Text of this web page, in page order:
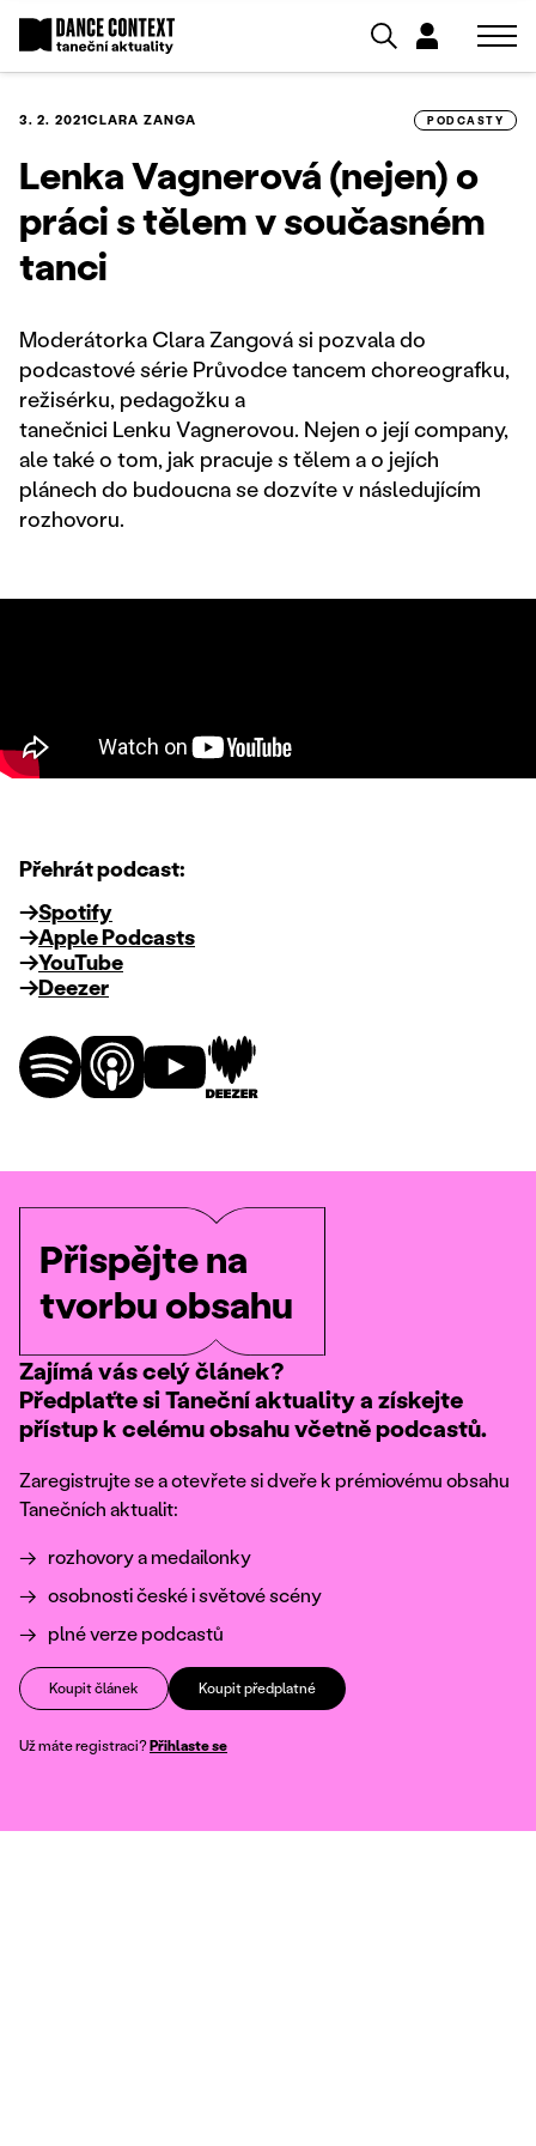
3. 2. 2021CLARA ZANGA PODCASTY
Lenka Vagnerová (nejen) o
práci s tělem v současném
tanci
Moderátorka Clara Zangová si pozvala do
podcastové série Průvodce tancem choreografku,
režisérku, pedagožku a
tanečnici Lenku Vagnerovou. Nejen o její company,
ale také o tom, jak pracuje s tělem a o jejích
plánech do budoucna se dozvíte v následujícím
rozhovoru.
Přehrát podcast:
Spotify
Apple Podcasts
YouTube
Deezer
Přispějte na
tvorbu obsahu
Zajímá vás celý článek?
Předplaťte si Taneční aktuality a získejte
přístup k celému obsahu včetně podcastů.
Zaregistrujte se a otevřete si dveře k prémiovému obsahu
Tanečních aktualit:
rozhovory a medailonky
osobnosti české i světové scény
plné verze podcastů
Koupit článek Koupit předplatné
Už máte registraci?Přihlaste se